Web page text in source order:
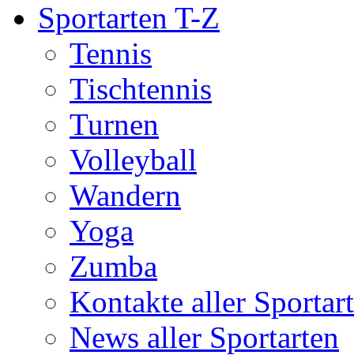
Sportarten T-Z
Tennis
Tischtennis
Turnen
Volleyball
Wandern
Yoga
Zumba
Kontakte aller
News aller Sportarten